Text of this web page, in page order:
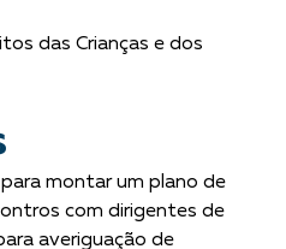
das Crianças e dos
montar um plano de
com dirigentes de
averiguação de